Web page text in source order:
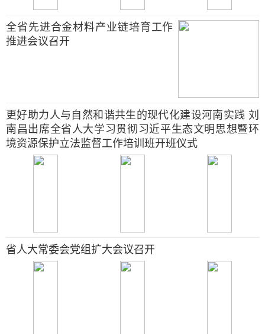
全省先进合金材料产业链培育工作
推进会议召开
更好助力人与自然和谐共生的现代化建设河南实践 刘
南昌出席全省人大学习贯彻习近平生态文明思想暨环
境资源保护立法监督工作培训班开班仪式
省人大常委会党组扩大会议召开